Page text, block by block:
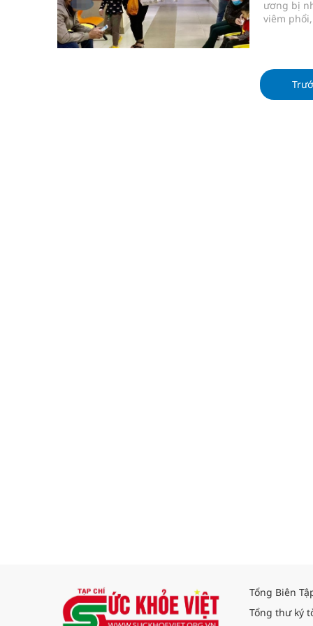
ương bị
viêm
Tổng Biên
Tổng thư ký